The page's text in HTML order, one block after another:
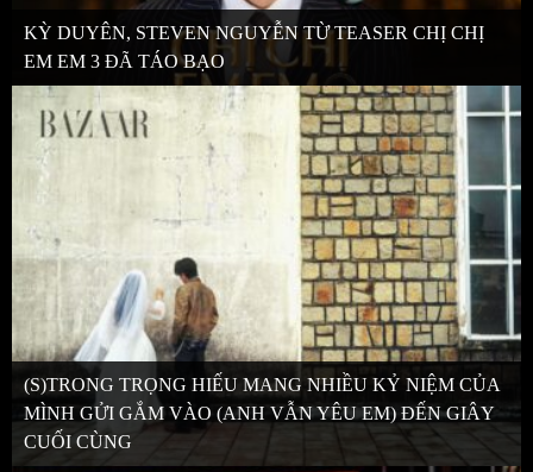
KỲ DUYÊN, STEVEN NGUYỄN TỪ TEASER CHỊ CHỊ
EM EM 3 ĐÃ TÁO BẠO
(S)TRONG TRỌNG HIẾU MANG NHIỀU KỶ NIỆM CỦA
MÌNH GỬI GẮM VÀO (ANH VẪN YÊU EM) ĐẾN GIÂY
CUỐI CÙNG